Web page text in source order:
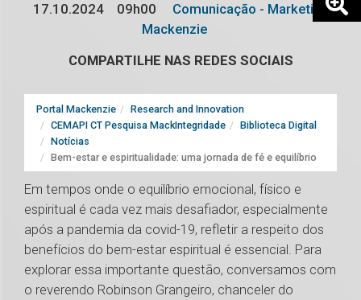
17.10.2024
09h00
Comunicação - Marketing
Mackenzie
COMPARTILHE NAS REDES SOCIAIS
Portal Mackenzie
Research and Innovation
CEMAPI CT Pesquisa MackIntegridade
Biblioteca Digital
Notícias
Bem-estar e espiritualidade: uma jornada de fé e equilíbrio
Em tempos onde o equilíbrio emocional, físico e
espiritual é cada vez mais desafiador, especialmente
após a pandemia da covid-19, refletir a respeito dos
benefícios do bem-estar espiritual é essencial. Para
explorar essa importante questão, conversamos com
o reverendo Robinson Grangeiro, chanceler do